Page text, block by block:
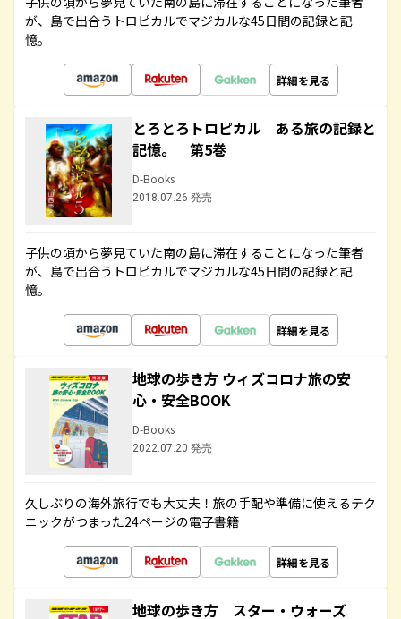
が、島で出合うトロピカルでマジカルな45日間の記録と記
憶。
詳細を見る
とろとろトロピカル ある旅の記録と
記憶。 第5巻
D-Books
2018.07.26 発売
子供の頃から夢見ていた南の島に滞在することになった筆者
が、島で出合うトロピカルでマジカルな45日間の記録と記
憶。
詳細を見る
地球の歩き方 ウィズコロナ旅の安
心・安全BOOK
D-Books
2022.07.20 発売
久しぶりの海外旅行でも大丈夫！旅の手配や準備に使えるテク
ニックがつまった24ページの電子書籍
詳細を見る
地球の歩き方 スター・ウォーズ